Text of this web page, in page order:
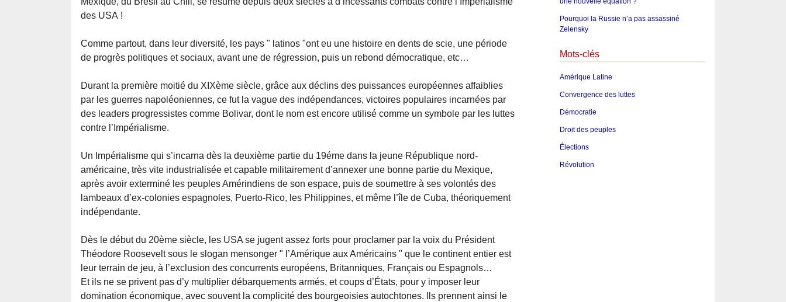
des USA !
Comme partout, dans leur diversité, les pays " latinos "ont eu une histoire en dents de scie, une période
de progrès politiques et sociaux, avant une de régression, puis un rebond démocratique, etc…
Durant la première moitié du XIXème siècle, grâce aux déclins des puissances européennes affaiblies
par les guerres napoléoniennes, ce fut la vague des indépendances, victoires populaires incarnées par
des leaders progressistes comme Bolivar, dont le nom est encore utilisé comme un symbole par les luttes
contre l’Impérialisme.
Un Impérialisme qui s’incarna dès la deuxième partie du 19éme dans la jeune République nord-
américaine, très vite industrialisée et capable militairement d’annexer une bonne partie du Mexique,
après avoir exterminé les peuples Amérindiens de son espace, puis de soumettre à ses volontés des
lambeaux d’ex-colonies espagnoles, Puerto-Rico, les Philippines, et même l’île de Cuba, théoriquement
indépendante.
Dès le début du 20ème siècle, les USA se jugent assez forts pour proclamer par la voix du Président
Théodore Roosevelt sous le slogan mensonger " l’Amérique aux Américains " que le continent entier est
leur terrain de jeu, à l’exclusion des concurrents européens, Britanniques, Français ou Espagnols…
Et ils ne se privent pas d’y multiplier débarquements armés, et coups d’États, pour y imposer leur
domination économique, avec souvent la complicité des bourgeoisies autochtones. Ils prennent ainsi le
Pourquoi la Russie n’a pas assassiné
Zelensky
Mots-clés
Amérique Latine
Convergence des luttes
Démocratie
Droit des peuples
Élections
Révolution